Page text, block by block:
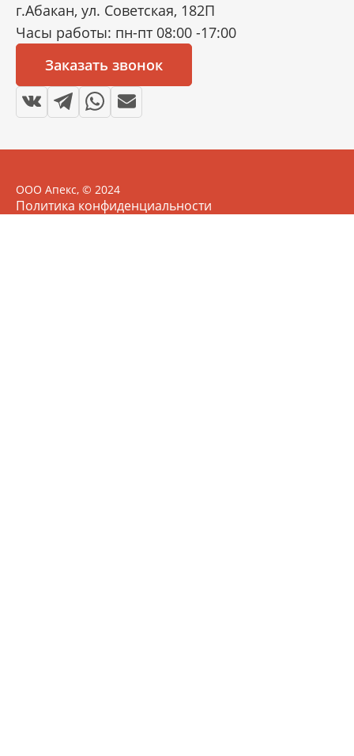
г.Абакан, ул. Советская, 182П
Часы работы: пн-пт 08:00 -17:00
Заказать звонок
ООО Апекс, © 2024
Политика конфиденциальности